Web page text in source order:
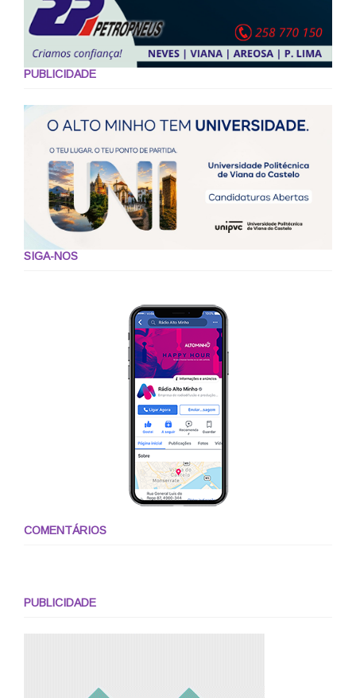
PUBLICIDADE
SIGA-NOS
COMENTÁRIOS
PUBLICIDADE